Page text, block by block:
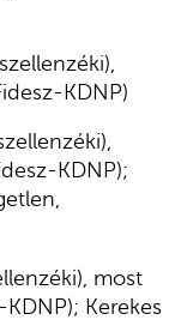
KDNP)
KDNP);
most
Kerekes